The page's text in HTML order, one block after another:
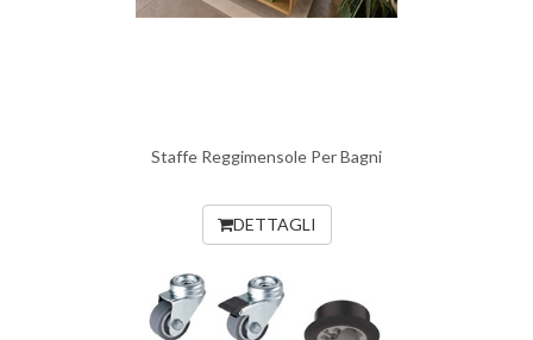
Staffe Reggimensole Per Bagni
DETTAGLI